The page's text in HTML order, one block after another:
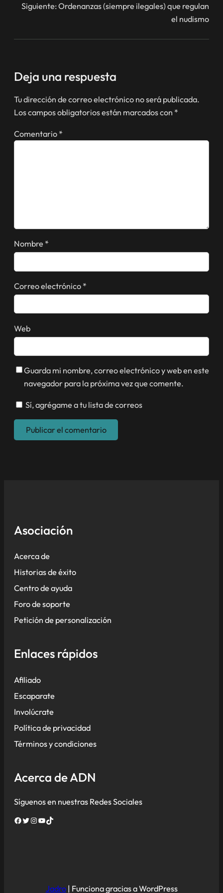
Siguiente: Ordenanzas (siempre ilegales) que regulan
el nudismo
Deja una respuesta
Tu dirección de correo electrónico no será publicada.
Los campos obligatorios están marcados con *
Comentario *
Nombre *
Correo electrónico *
Web
Guarda mi nombre, correo electrónico y web en este
navegador para la próxima vez que comente.
Sí, agrégame a tu lista de correos
Asociación
Acerca de
Historias de éxito
Centro de ayuda
Foro de soporte
Petición de personalización
Enlaces rápidos
Afiliado
Escaparate
Involúcrate
Política de privacidad
Términos y condiciones
Acerca de ADN
Síguenos en nuestras Redes Sociales
Facebook
Twitter
Instagram
YouTube
TikTok
Jadro | Funciona gracias a WordPress